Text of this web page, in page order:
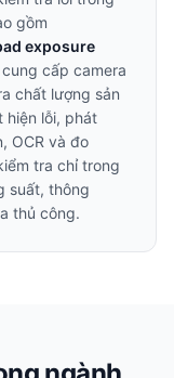
gồm
exposure
cấp camera
chất lượng sản
hiện lỗi, phát
OCR và đo
tra chỉ trong
suất, thông
thủ công.